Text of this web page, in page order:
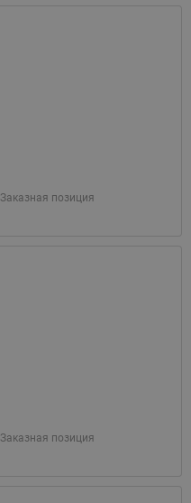
Заказная позиция
Заказная позиция